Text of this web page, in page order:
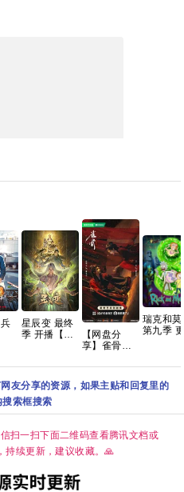
英]
]
]
星辰变 最终
季 开播【更
资源
【网盘分
享】雀骨
集国语中字
1080P高码
艾米侯明昊
瑞克和莫
第九季
友分享的资源，如果主贴和回复里的
索框搜索
扫一扫下面二维码查看腾讯文档或
持续更新，建议收藏。🙏